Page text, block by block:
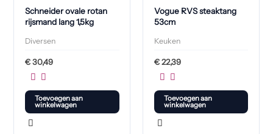
Schneider ovale rotan
rijsmand lang 1,5kg
Diversen
€30,49
Toevoegen aan
winkelwagen
Vogue RVS steaktang
53cm
Keuken
€22,39
Toevoegen aan
winkelwagen